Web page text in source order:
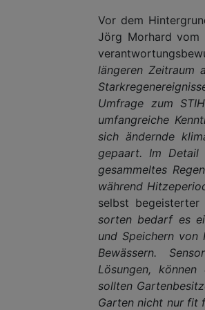
Vor dem
Jörg Morhard vom
längeren Zeitraum
Umfrage zum
umfangreiche
sich ändernde
gepaart. Im
gesammeltes
während
selbst begeisterter
sorten bedarf es
und Speichern von
Bewässern.
Lösungen,
sollten
Garten nicht nur fit